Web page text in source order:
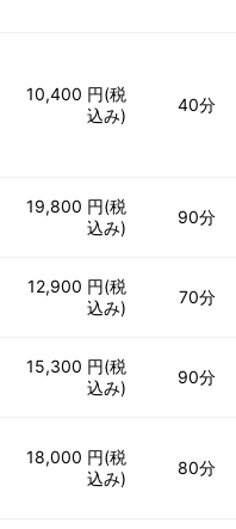
10,400 円(税
込み)
40分
19,800 円(税
込み)
90分
12,900 円(税
込み)
70分
15,300 円(税
込み)
90分
18,000 円(税
込み)
80分